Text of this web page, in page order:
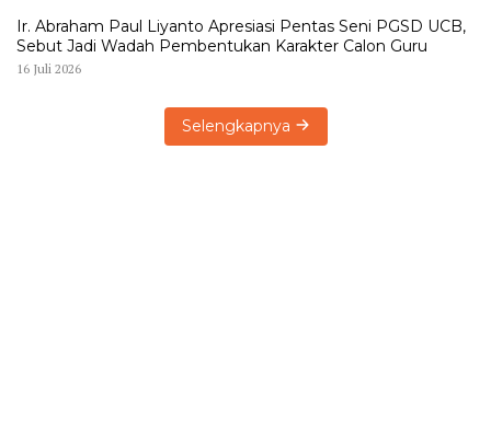
Ir. Abraham Paul Liyanto Apresiasi Pentas Seni PGSD UCB,
Sebut Jadi Wadah Pembentukan Karakter Calon Guru
16 Juli 2026
Selengkapnya